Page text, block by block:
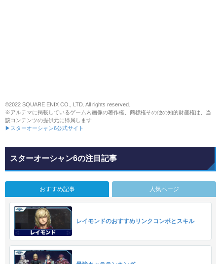
©2022 SQUARE ENIX CO., LTD. All rights reserved.
※アルテマに掲載しているゲーム内画像の著作権、商標権その他の知的財産権は、当
該コンテンツの提供元に帰属します
▶スターオーシャン6公式サイト
スターオーシャン6の注目記事
おすすめ記事 人気ページ
レイモンドのおすすめリンクコンボとスキル